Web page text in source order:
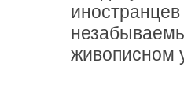
живописном